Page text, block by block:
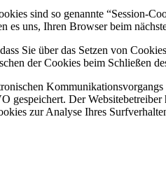
sind so genannte “Session-
es uns, Ihren Browser beim
Sie über das Setzen von
der Cookies beim Schließen
Der
zur Analyse Ihres